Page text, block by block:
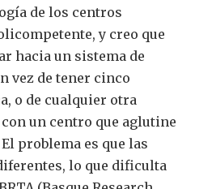
de los centros
y creo que
hacia un sistema de
vez de tener cinco
o de cualquier otra
un centro que aglutine
problema es que las
lo que dificulta